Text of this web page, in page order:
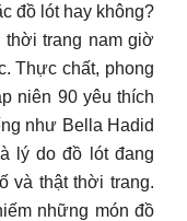
đồ lót hay không?
thời trang nam giờ
Thực chất, phong
niên 90 yêu thích
như Bella Hadid
lý do đồ lót đang
và thật thời trang.
những món đồ